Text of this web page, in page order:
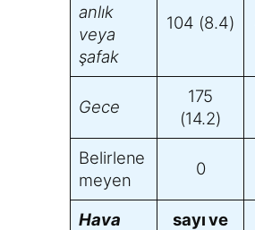
anlık
veya
şafak
104 (8.4)
Gece
175
(14.2)
Belirlene
meyen
0
Hava
sayı ve